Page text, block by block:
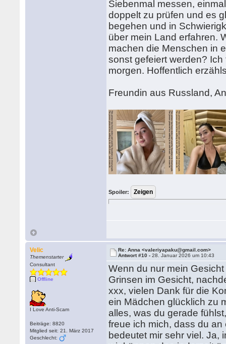
Siebenmal messen,
doppelt zu prüfen und es
begehen und in
über mein Land erfahren.
machen die Menschen in
sonst gefeiert werden?
morgen. Hoffentlich
Freundin aus Russland,
Spoiler:
Velic
Themenstarter
Consultant
Offline
I Love Anti-Scam
Beiträge: 8820
Mitglied seit: 21. März 2017
Geschlecht:
Re: Anna <valeriyapaku@gmail.com>
Antwort #10 -28. Januar 2026 um 10:43
Wenn du nur mein
Grinsen im Gesicht,
xxx, vielen Dank für die
ein Mädchen glücklich zu
alles, was du gerade
freue ich mich, dass du
bedeutet mir sehr viel. Ja,